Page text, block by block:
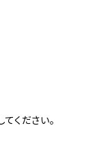
ください。